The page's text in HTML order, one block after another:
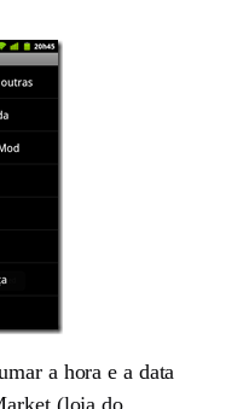
a hora e a data